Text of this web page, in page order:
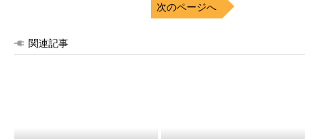
次のページへ
関連記事